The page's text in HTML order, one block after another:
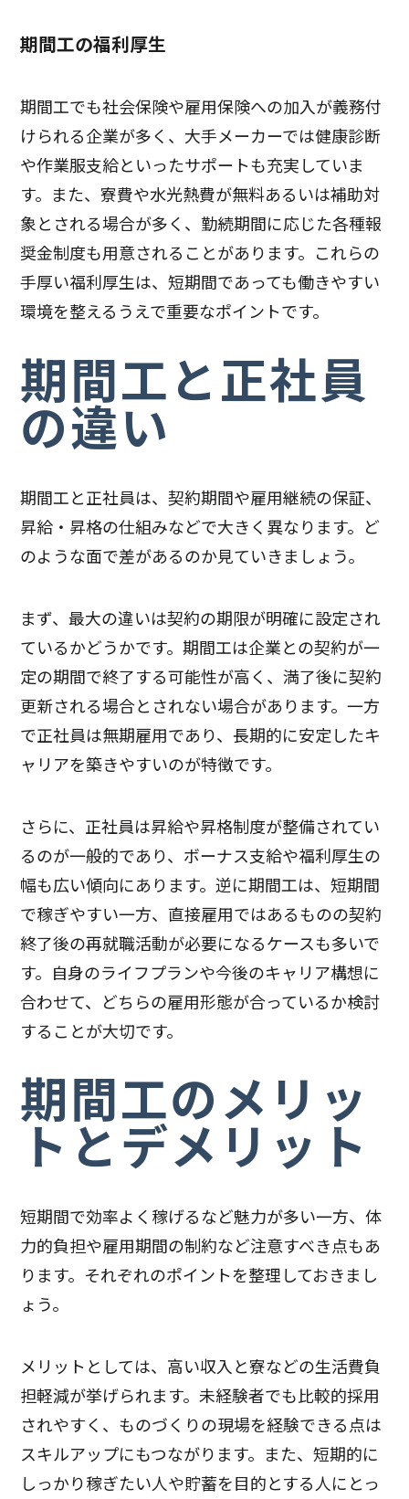
期間工の福利厚生
期間工でも社会保険や雇用保険への加入が義務付
けられる企業が多く、大手メーカーでは健康診断
や作業服支給といったサポートも充実していま
す。また、寮費や水光熱費が無料あるいは補助対
象とされる場合が多く、勤続期間に応じた各種報
奨金制度も用意されることがあります。これらの
手厚い福利厚生は、短期間であっても働きやすい
環境を整えるうえで重要なポイントです。
期間工と正社員
の違い
期間工と正社員は、契約期間や雇用継続の保証、
昇給・昇格の仕組みなどで大きく異なります。ど
のような面で差があるのか見ていきましょう。
まず、最大の違いは契約の期限が明確に設定され
ているかどうかです。期間工は企業との契約が一
定の期間で終了する可能性が高く、満了後に契約
更新される場合とされない場合があります。一方
で正社員は無期雇用であり、長期的に安定したキ
ャリアを築きやすいのが特徴です。
さらに、正社員は昇給や昇格制度が整備されてい
るのが一般的であり、ボーナス支給や福利厚生の
幅も広い傾向にあります。逆に期間工は、短期間
で稼ぎやすい一方、直接雇用ではあるものの契約
終了後の再就職活動が必要になるケースも多いで
す。自身のライフプランや今後のキャリア構想に
合わせて、どちらの雇用形態が合っているか検討
することが大切です。
期間工のメリッ
トとデメリット
短期間で効率よく稼げるなど魅力が多い一方、体
力的負担や雇用期間の制約など注意すべき点もあ
ります。それぞれのポイントを整理しておきまし
ょう。
メリットとしては、高い収入と寮などの生活費負
担軽減が挙げられます。未経験者でも比較的採用
されやすく、ものづくりの現場を経験できる点は
スキルアップにもつながります。また、短期的に
しっかり稼ぎたい人や貯蓄を目的とする人にとっ